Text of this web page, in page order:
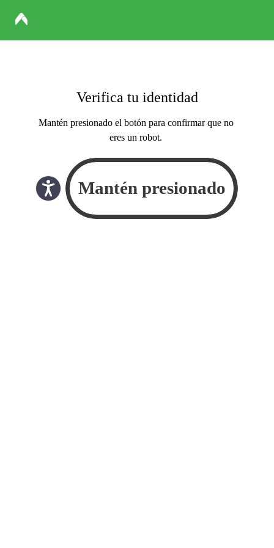
Verifica tu identidad
Mantén presionado el botón para confirmar que no
eres un robot.